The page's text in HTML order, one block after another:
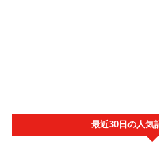
最近30日の人気